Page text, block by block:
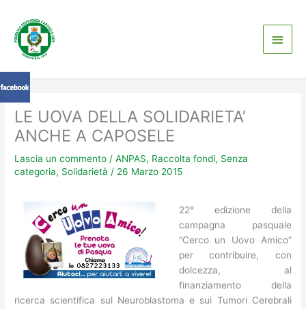
contenuto
Menu
LE UOVA DELLA SOLIDARIETA’
ANCHE A CAPOSELE
Lascia un commento /ANPAS, Raccolta fondi, Senza
categoria, Solidarietà / 26 Marzo 2015
22° edizione della
campagna pasquale
“Cerco un Uovo Amico”
per contribuire, con
dolcezza, al
finanziamento della
ricerca scientifica sul Neuroblastoma e sui Tumori Cerebrali